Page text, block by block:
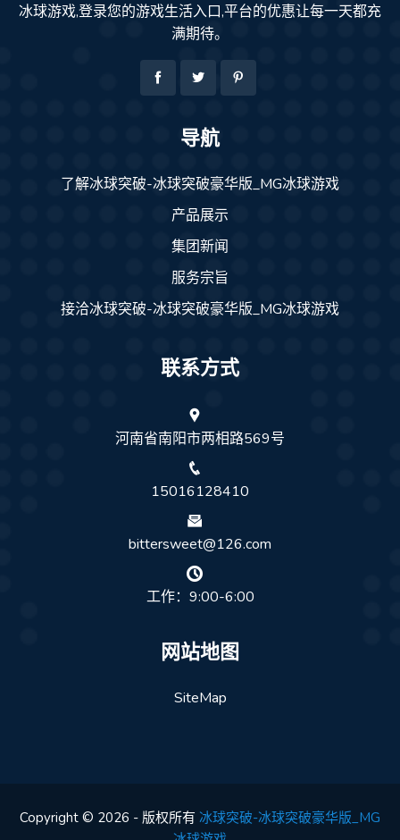
冰球游戏,登录您的游戏生活入口,平台的优惠让每一天都充
满期待。
导航
了解冰球突破-冰球突破豪华版_MG冰球游戏
产品展示
集团新闻
服务宗旨
接洽冰球突破-冰球突破豪华版_MG冰球游戏
联系方式
河南省南阳市两相路569号
15016128410
bittersweet@126.com
工作：9:00-6:00
网站地图
SiteMap
Copyright © 2026 - 版权所有 冰球突破-冰球突破豪华版_MG